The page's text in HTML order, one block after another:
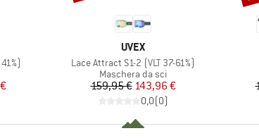
MARCHIO
UVEX
Articolo
Lace Attract S1-2 (VLT 37-61%)
Gruppo di prodotti
Maschera da sci
Prezzo
159,95 €Prezzo ridotto
143,96 €
0,0(0)